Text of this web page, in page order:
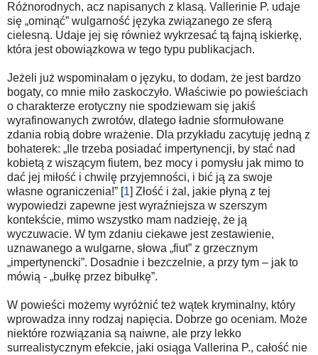
Różnorodnych, acz napisanych z klasą. Vallerinie P. udaje
się „ominąć” wulgarność języka związanego ze sferą
cielesną. Udaje jej się również wykrzesać tą fajną iskierkę,
która jest obowiązkowa w tego typu publikacjach.
Jeżeli już wspominałam o języku, to dodam, że jest bardzo
bogaty, co mnie miło zaskoczyło. Właściwie po powieściach
o charakterze erotyczny nie spodziewam się jakiś
wyrafinowanych zwrotów, dlatego ładnie sformułowane
zdania robią dobre wrażenie. Dla przykładu zacytuję jedną z
bohaterek: „Ile trzeba posiadać impertynencji, by stać nad
kobietą z wiszącym fiutem, bez mocy i pomysłu jak mimo to
dać jej miłość i chwilę przyjemności, i bić ją za swoje
własne ograniczenia!” [1] Złość i żal, jakie płyną z tej
wypowiedzi zapewne jest wyraźniejsza w szerszym
kontekście, mimo wszystko mam nadzieję, że ją
wyczuwacie. W tym zdaniu ciekawe jest zestawienie,
uznawanego a wulgarne, słowa „fiut” z grzecznym
„impertynencki”. Dosadnie i bezczelnie, a przy tym – jak to
mówią - „bułkę przez bibułkę”.
W powieści możemy wyróżnić też wątek kryminalny, który
wprowadza inny rodzaj napięcia. Dobrze go oceniam. Może
niektóre rozwiązania są naiwne, ale przy lekko
surrealistycznym efekcie, jaki osiąga Vallerina P., całość nie